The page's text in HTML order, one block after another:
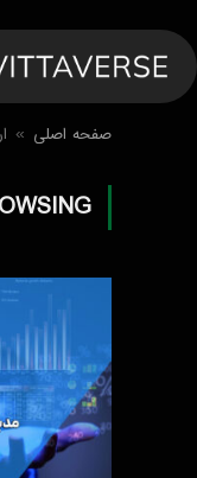
صفحه اصلی »